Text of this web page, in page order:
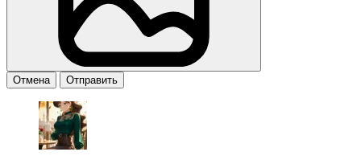
Отмена Отправить